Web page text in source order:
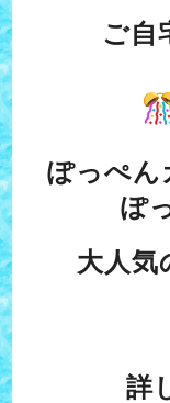
ご自
ぽっぺん
ぽ
大人気
詳